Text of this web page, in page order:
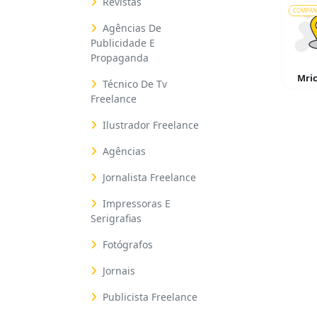
Agências De
Publicidade E
Propaganda
Técnico De Tv
Freelance
Ilustrador Freelance
Agências
Jornalista Freelance
Impressoras E
Serigrafias
Fotógrafos
Jornais
Publicista Freelance